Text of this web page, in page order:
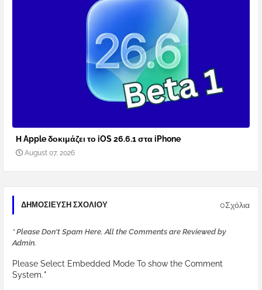
Η Apple δοκιμάζει το iOS 26.6.1 στα iPhone
August 07, 2026
ΔΗΜΟΣΊΕΥΣΗ ΣΧΟΛΊΟΥ 0Σχόλια
* Please Don't Spam Here. All the Comments are Reviewed by
Admin.
Please Select Embedded Mode To show the Comment
System.*